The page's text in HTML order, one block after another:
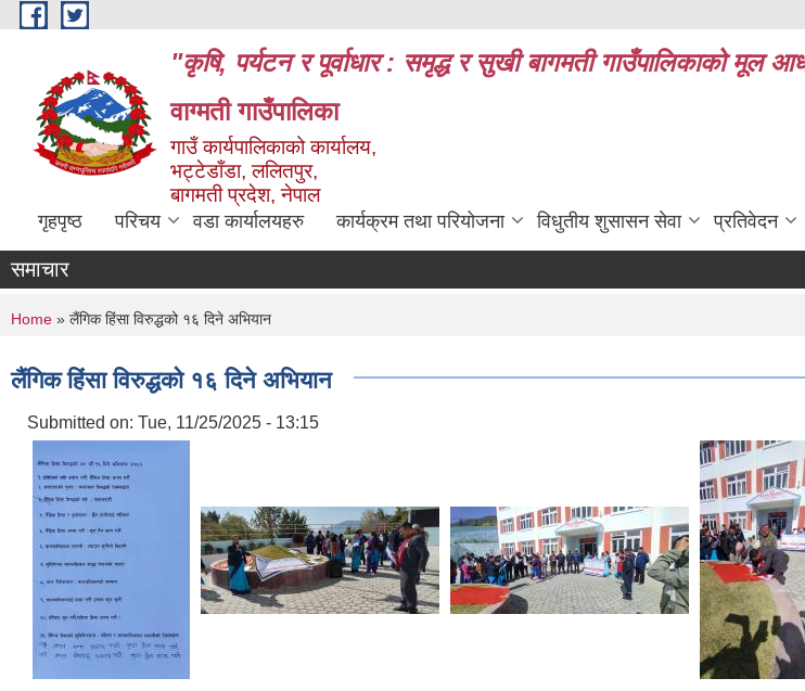
Skip to main content
"कृषि, पर्यटन र पूर्वाधार : समृद्ध र सुखी बागमती गाउँपालिकाको मूल
वाग्मती गाउँपालिका
गाउँ कार्यपालिकाको कार्यालय,
भट्टेडाँडा, ललितपुर,
बागमती प्रदेश, नेपाल
गृहपृष्ठ परिचय वडा कार्यालयहरु कार्यक्रम तथा परियोजना विधुतीय शुसासन सेवा प्रतिवेदन
समाचार
You are here
Home » लैंगिक हिंसा विरुद्धको १६ दिने अभियान
लैंगिक हिंसा विरुद्धको १६ दिने अभियान
Submitted on: Tue, 11/25/2025 - 13:15